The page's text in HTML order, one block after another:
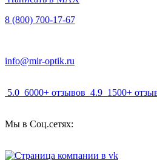
8 (800) 700-17-67
info@mir-optik.ru
5.0 6000+ отзывов 4.9 1500+
Мы в Соц.сетях: